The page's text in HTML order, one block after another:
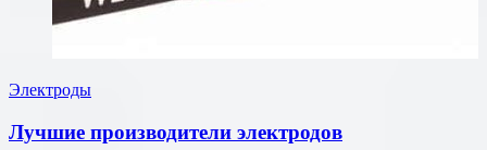
Электроды
Лучшие производители электродов